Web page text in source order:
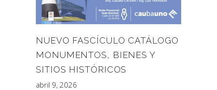
NUEVO FASCÍCULO CATÁLOGO
MONUMENTOS, BIENES Y
SITIOS HISTÓRICOS
abril 9, 2026